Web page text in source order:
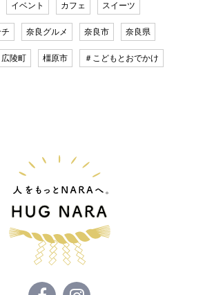
イベント カフェ スイーツ
奈良グルメ 奈良市 奈良県
広陵町 橿原市 ＃こどもとおでかけ